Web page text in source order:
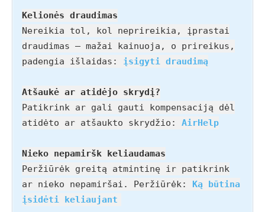
Kelionės draudimas
Nereikia tol, kol neprireikia, įprastai
draudimas – mažai kainuoja, o prireikus,
padengia išlaidas: įsigyti draudimą
Atšaukė ar atidėjo skrydį?
Patikrink ar gali gauti kompensaciją dėl
atidėto ar atšaukto skrydžio: AirHelp
Nieko nepamiršk keliaudamas
Peržiūrėk greitą atmintinę ir patikrink
ar nieko nepamiršai. Peržiūrėk: Ką būtina
įsidėti keliaujant